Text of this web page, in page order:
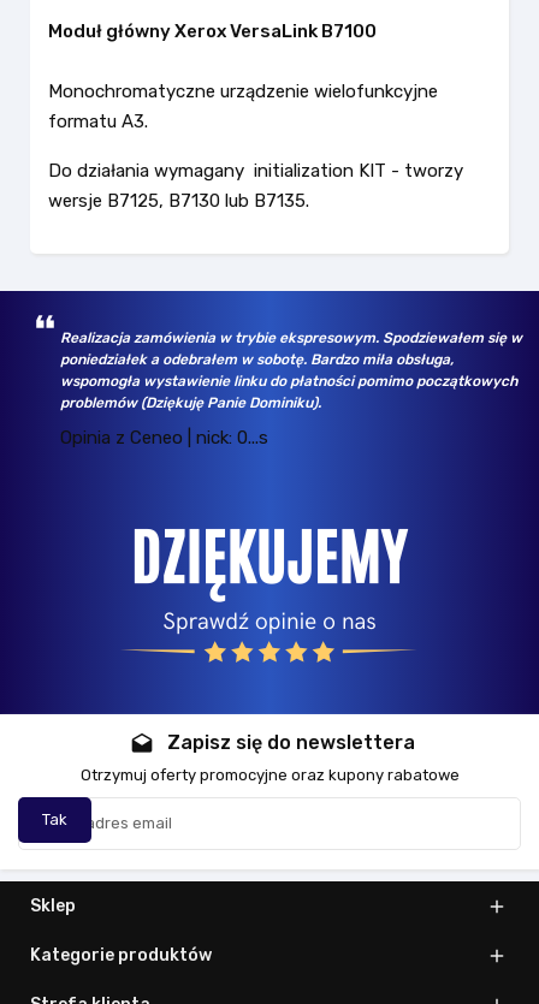
Moduł główny Xerox VersaLink B7100
Monochromatyczne urządzenie wielofunkcyjne
formatu A3.
Do działania wymagany initialization KIT - tworzy
wersje B7125, B7130 lub B7135.
Realizacja zamówienia w trybie ekspresowym. Spodziewałem się w
poniedziałek a odebrałem w sobotę. Bardzo miła obsługa,
wspomogła wystawienie linku do płatności pomimo początkowych
problemów (Dziękuję Panie Dominiku).
Opinia z Ceneo | nick: 0...s
drafts Zapisz się do newslettera
Otrzymuj oferty promocyjne oraz kupony rabatowe
Sklep 
Kategorie produktów 